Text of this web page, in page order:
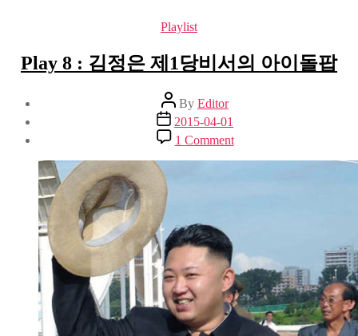
Categories
Playlist
Play 8 : 김정은 제1당비서의 아이돌팝
Post
author
By Editor
Post
date
2015-04-01
1 Commenton
Play
8
제
1
당
비
서